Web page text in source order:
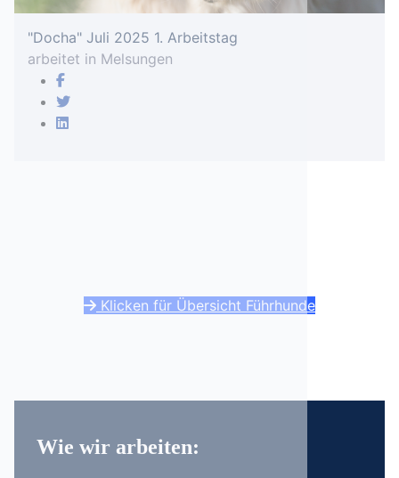
"Docha" Juli 2025 1. Arbeitstag
arbeitet in Melsungen
Klicken für Übersicht Führhunde
Wie wir arbeiten: